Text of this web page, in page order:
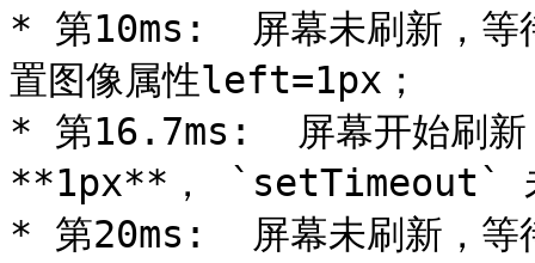
* 第10ms:  屏幕未刷新，
置图像属性left=1px；
* 第16.7ms:  屏幕开始刷新
**1px**， `setTimeout` 未
* 第20ms:  屏幕未刷新，